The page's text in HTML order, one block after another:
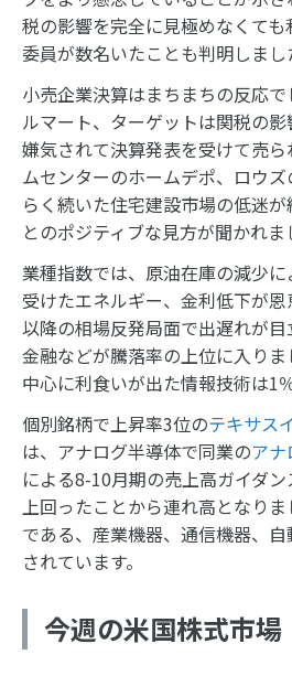
税の影響を完全に見極めなくて
委員が数名いたことも判明しまし
小売企業決算はまちまちの反応
ルマート、ターゲットは関税の
嫌気されて決算発表を受けて売
ムセンターのホームデポ、ロウ
らく続いた住宅建設市場の低迷
とのポジティブな見方が聞かれま
業種指数では、原油在庫の減少
受けたエネルギー、金利低下が
以降の相場反発局面で出遅れが
金融などが騰落率の上位に入り
中心に利食いが出た情報技術は1
個別銘柄で上昇率3位のテキサス
は、アナログ半導体で同業のア
による8-10月期の売上高ガイダ
上回ったことから連れ高となり
である、産業機器、通信機器、
されています。
今週の米国株式市場